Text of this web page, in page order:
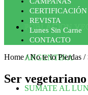
POBLACION
ARGENTINA
SUMATE AL
CERTIFICACIÓN
REVISTA
Lunes Sin Carne
CONTACTO
Home/No te lo Pierdas /
Ser vegetariano